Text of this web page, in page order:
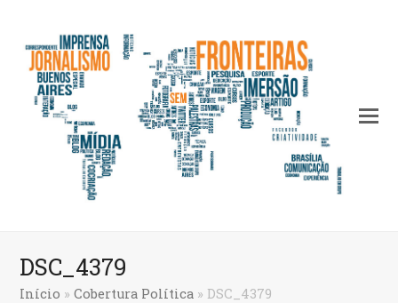
DSC_4379
Início »Cobertura Política » DSC_4379